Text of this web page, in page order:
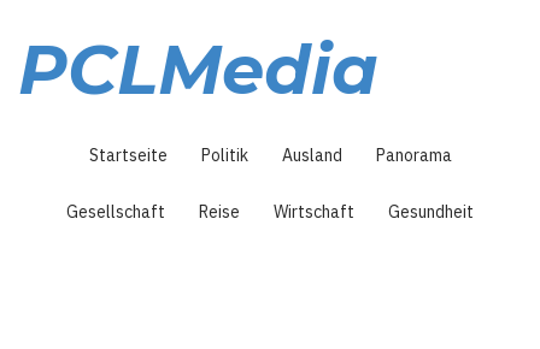
Inhalt
PCLMedia
Startseite Politik Ausland Panorama
Gesellschaft Reise Wirtschaft Gesundheit